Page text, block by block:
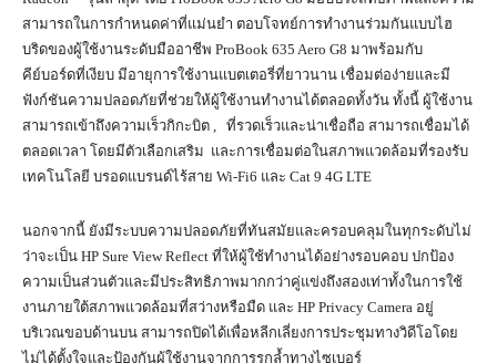
สามารถในการกำหนดค่าที่แม่นยำ ตอบโจทย์การทำงานร่วมกันแบบไฮ
บริดของผู้ใช้งานระดับมืออาชีพ ProBook 635 Aero G8 มาพร้อมกับ
คีย์บอร์ดที่เงียบ มีอายุการใช้งานแบตเตอรี่ที่ยาวนาน เชื่อมต่อง่ายและมี
ฟังก์ชันความปลอดภัยที่ช่วยให้ผู้ใช้งานทำงานได้ตลอดทั้งวัน ทั้งนี้ ผู้ใช้งาน
สามารถเข้าถึงความเร็วกิกะบิต , ที่รวดเร็วและน่าเชื่อถือ สามารถเชื่อมได้
ตลอดเวลา โดยมีตัวเลือกเสริม และการเชื่อมต่อในสภาพแวดล้อมที่รองรับ
เทคโนโลยี บรอดแบรนด์ไร้สาย Wi-Fi6 และ Cat 9 4G LTE
นอกจากนี้ ยังมีระบบความปลอดภัยที่ทันสมัยและครอบคลุมในทุกระดับไม่
ว่าจะเป็น HP Sure View Reflect ที่ให้ผู้ใช้ทำงานได้อย่างรอบคอบ ปกป้อง
ความเป็นส่วนตัวและมีประสิทธิภาพมากกว่าคู่แข่งถึงสองเท่าทั้งในการใช้
งานภายใต้สภาพแวดล้อมที่สว่างหรือมืด และ HP Privacy Camera อยู่
บริเวณขอบด้านบน สามารถปิดได้เพื่อหลีกเลี่ยงการประชุมทางวิดีโอโดย
ไม่ได้ตั้งใจและป้องกันผู้ใช้งานจากการรุกล้ำทางไซเบอร์